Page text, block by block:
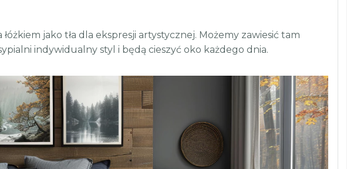
jako tła dla ekspresji artystycznej. Możemy zawiesić tam
indywidualny styl i będą cieszyć oko każdego dnia.